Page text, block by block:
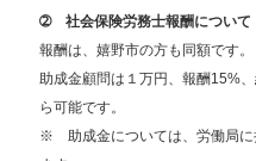
➁ 社会保険労務士報酬について
報酬は、嬉野市の方も同額です。
助成金顧問は１万円、報酬15%
ら可能です。
※ 助成金については、労働局に